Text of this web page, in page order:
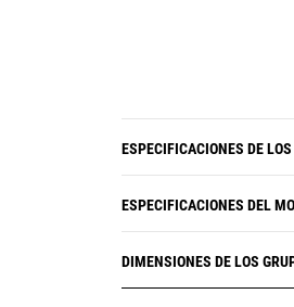
ESPECIFICACIONES DE
ESPECIFICACIONES DEL
DIMENSIONES DE LOS